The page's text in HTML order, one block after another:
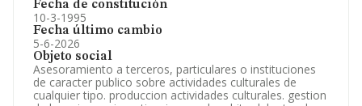
Fecha de constitución
10-3-1995
Fecha último cambio
5-6-2026
Objeto social
Asesoramiento a terceros, particulares o instituciones
de caracter publico sobre actividades culturales de
cualquier tipo. produccion actividades culturales. gestion